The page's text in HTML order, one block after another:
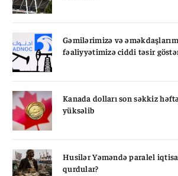
Gəmilərimizə və
fəaliyyətimizə ciddi təsir
Kanada dolları son səkkiz
yüksəlib
Husilər Yəməndə paralel
qurdular?